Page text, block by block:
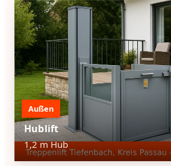
Außen
Hublift
1,2 m Hub